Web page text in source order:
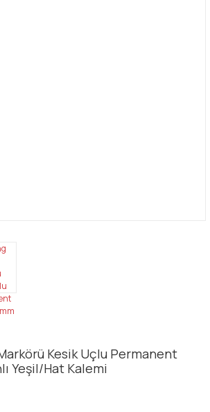
Kesik Uçlu Permanent
Yeşil/Hat Kalemi